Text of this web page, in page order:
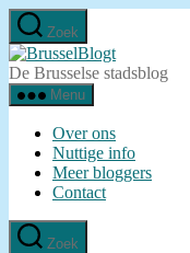
Ga
naar
de
inhoud
Zoek
De Brusselse stadsblog
Menu
Over ons
Nuttige info
Meer bloggers
Contact
Zoek